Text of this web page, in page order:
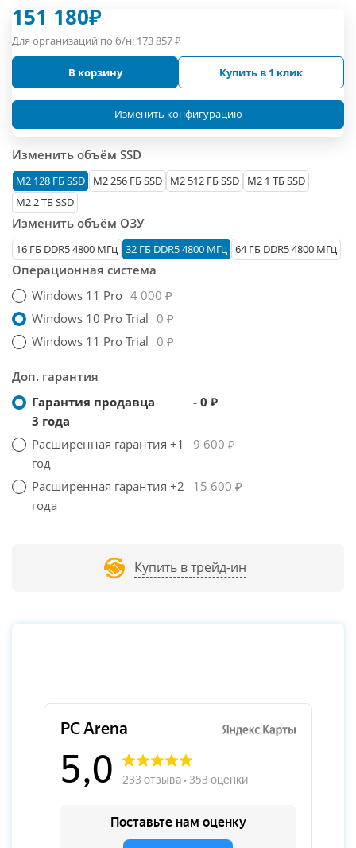
151 180₽
Для организаций по б/н: 173 857₽
В корзину Купить в 1 клик
Изменить конфигурацию
Изменить объём SSD
М2 128 ГБ SSD M2 256 ГБ SSD M2 512 ГБ SSD
M2 1 ТБ SSD
M2 2 ТБ SSD
Изменить объём ОЗУ
16 ГБ DDR5 4800 МГц 32 ГБ DDR5 4800 МГц 64 ГБ DDR5 4800 МГц
Операционная система
Windows 11 Pro 4 000 ₽
Windows 10 Pro Trial 0 ₽
Windows 11 Pro Trial 0 ₽
Доп. гарантия
Гарантия продавца
3 года
- 0 ₽
Расширенная гарантия +1
год
9 600 ₽
Расширенная гарантия +2
года
15 600 ₽
Купить в трейд-ин